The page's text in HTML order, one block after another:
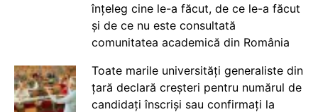
înțeleg cine le-a făcut, de ce le-a făcut
și de ce nu este consultată
comunitatea academică din România
Toate marile universități generaliste din
țară declară creșteri pentru numărul de
candidați înscriși sau confirmați la